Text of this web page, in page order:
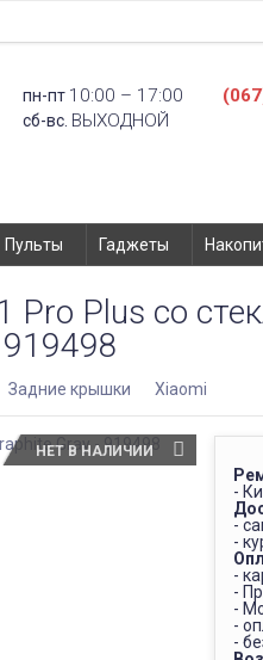
пн-пт 10:00 – 17:00
сб-вс. ВЫХОДНОЙ
Пульты Гаджеты
Plus со
919498
Задние крышки Xiaomi
НЕТ В НАЛИЧИИ
-
-
-
-
-
-
-
-